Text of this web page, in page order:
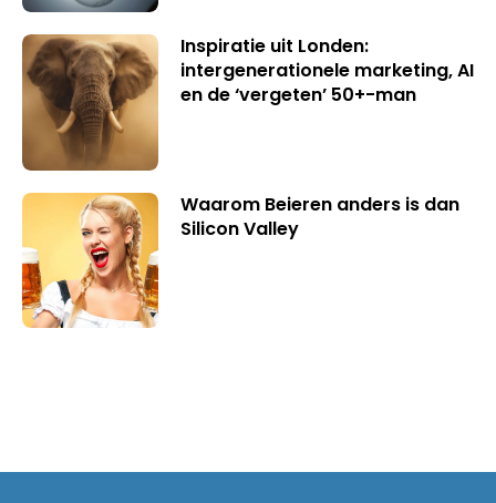
Inspiratie uit Londen:
intergenerationele marketing, AI
en de ‘vergeten’ 50+-man
Waarom Beieren anders is dan
Silicon Valley